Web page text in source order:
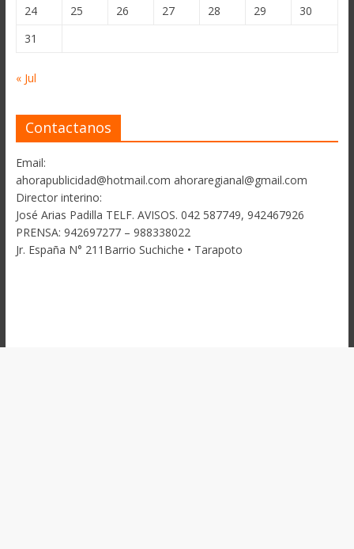
24
25 26 27 28 29
30
31
« Jul
Contactanos
Email:
ahorapublicidad@hotmail.com ahoraregianal@gmail.com
Director interino:
José Arias Padilla TELF. AVISOS. 042 587749, 942467926
PRENSA: 942697277 – 988338022
Jr. España N° 211Barrio Suchiche • Tarapoto